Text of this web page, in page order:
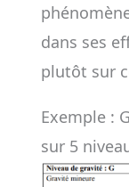
dans ses
plutôt sur
Exemple :
sur 5